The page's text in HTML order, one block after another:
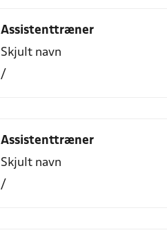
Assistenttræner
Skjult navn
/
Assistenttræner
Skjult navn
/